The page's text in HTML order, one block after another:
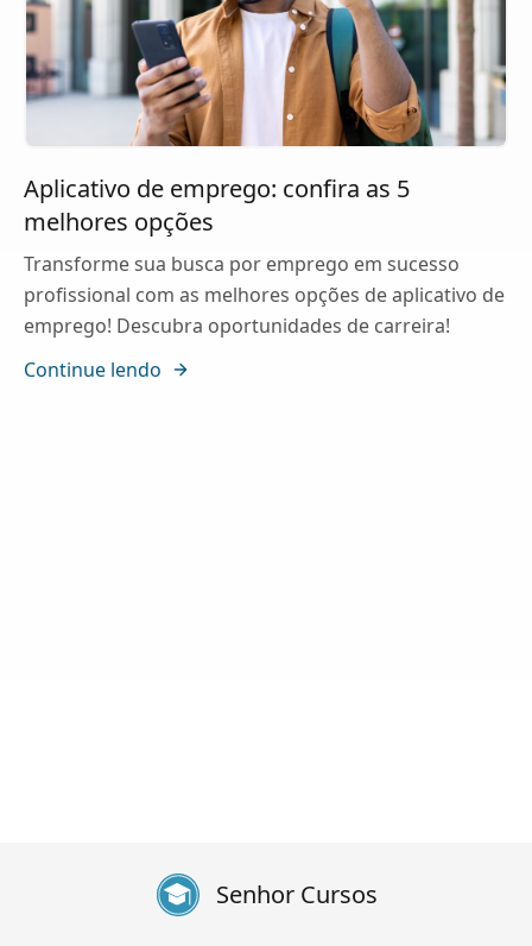
Aplicativo de emprego: confira as 5
melhores opções
Transforme sua busca por emprego em sucesso
profissional com as melhores opções de aplicativo de
emprego! Descubra oportunidades de carreira!
Continue lendo
Senhor Cursos